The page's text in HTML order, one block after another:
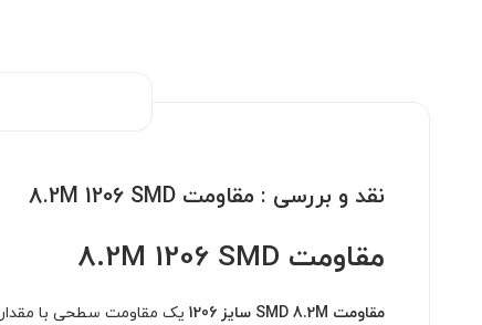
نقد و بررسی : مقاومت 8.2M 1206 SMD
مقاومت 8.2M 1206 SMD
مقاومت SMD 8.2M سایز 1206 یک مقاومت سطحی با مقدار